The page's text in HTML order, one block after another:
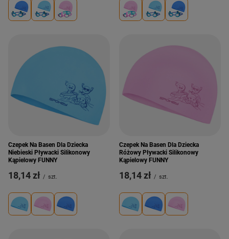
Czepek Na Basen Dla Dziecka
Niebieski Pływacki Silikonowy
Kąpielowy FUNNY
18,14 zł / szt.
Czepek Na Basen Dla Dziecka
Różowy Pływacki Silikonowy
Kąpielowy FUNNY
18,14 zł / szt.